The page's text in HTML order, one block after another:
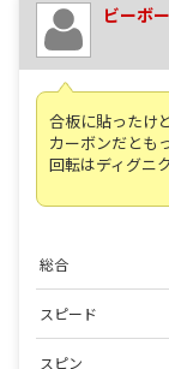
ビーボ
合板に貼ったけ
カーボンだとも
回転はディグニ
総合
スピード
スピン